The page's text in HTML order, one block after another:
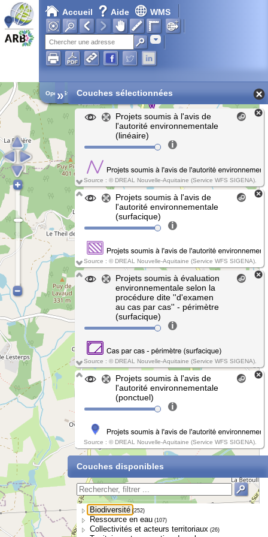
Accueil Aide WMS
Adresse
Open Street Map
» Couches sélectionnées
Projets soumis à l'avis de
l'autorité environnementale
(linéaire)
Source : © DREAL Nouvelle-Aquitaine (Service WFS SIGENA).
Projets soumis à l'avis de
l'autorité environnementale
(surfacique)
Source : © DREAL Nouvelle-Aquitaine (Service WFS SIGENA).
Projets soumis à évaluation
environnementale selon la
procédure dite ''d'examen
au cas par cas'' - périmètre
(surfacique)
Source : © DREAL Nouvelle-Aquitaine (Service WFS SIGENA).
Projets soumis à l'avis de
l'autorité environnementale
(ponctuel)
Source : © DREAL Nouvelle-Aquitaine (Service WFS SIGENA).
Couches disponibles
Biodiversité (252)
Ressource en eau (107)
Collectivités et acteurs territoriaux (26)